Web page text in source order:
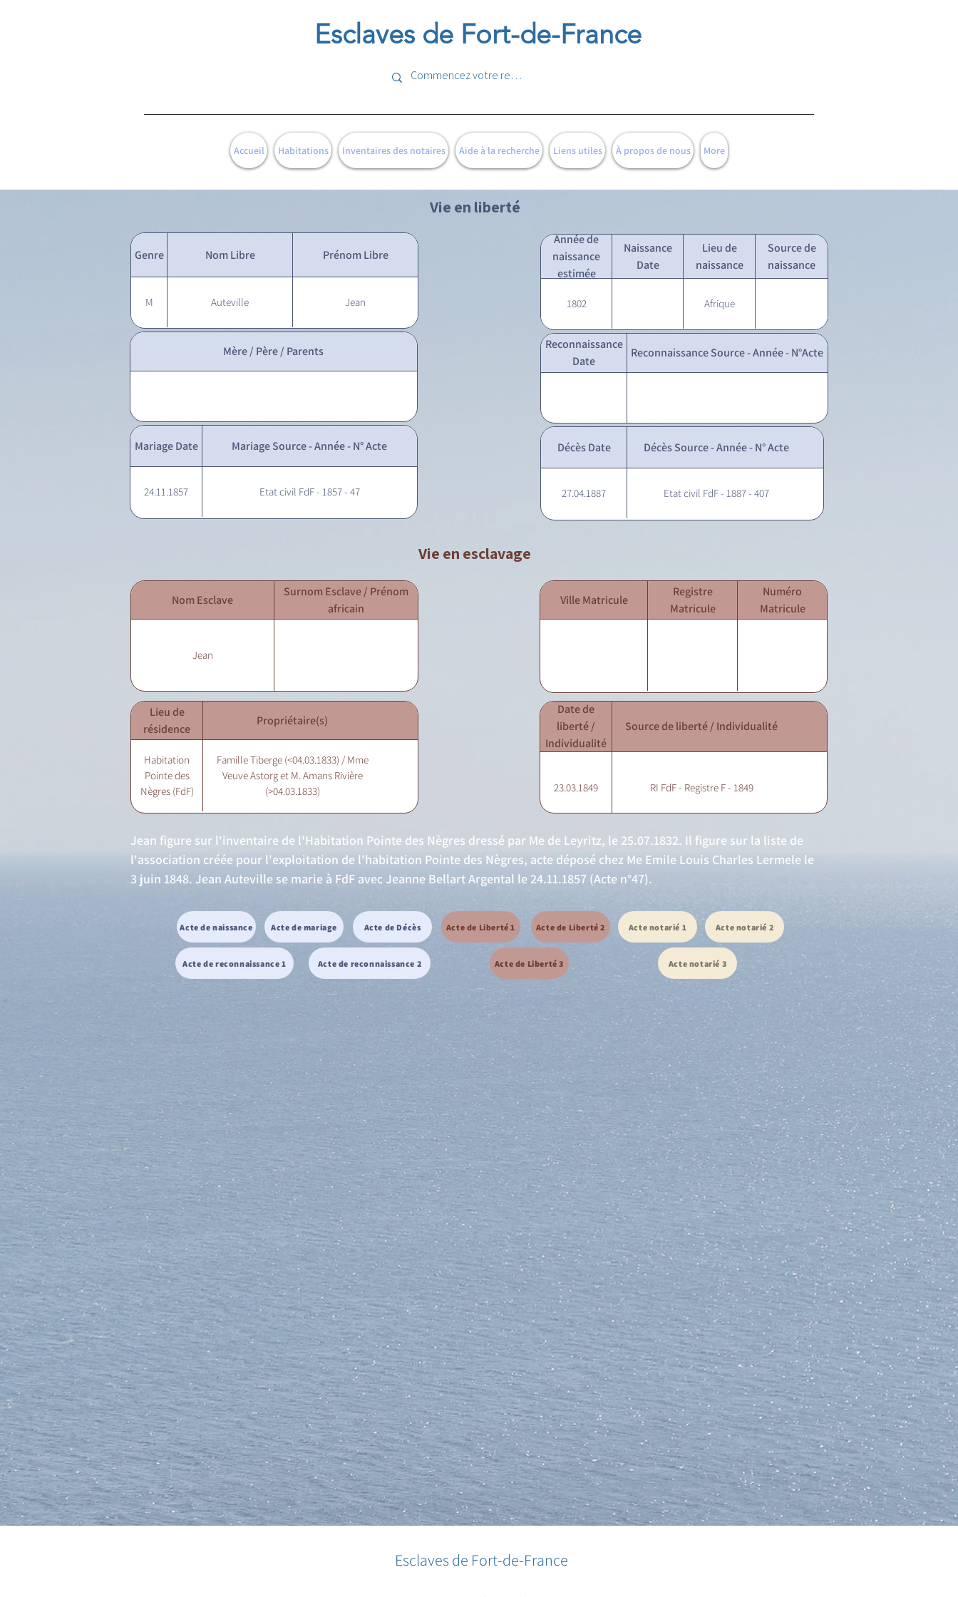
Esclaves de Fort-de-France
Accueil Habitations Inventaires des notaires Aide à la recherche Liens utiles À propos de nous More
Vie en liberté
Genre Nom Libre Prénom Libre
M Auteville Jean
Année de
naissance
estimée
Naissance
Date
Lieu de
naissance
Source de
naissance
1802 Afrique
Mère / Père / Parents
Mariage Date Mariage Source - Année - N° Acte
24.11.1857 Etat civil FdF - 1857 - 47
Reconnaissance
Date
Reconnaissance Source - Année - N°Acte
Décès Date Décès Source - Année - N° Acte
27.04.1887 Etat civil FdF - 1887 - 407
Vie en esclavage
Nom Esclave
Surnom Esclave / Prénom
africain
Jean
Ville Matricule
Registre
Matricule
Numéro
Matricule
Lieu de
résidence
Propriétaire(s)
Habitation
Pointe des
Nègres (FdF)
Famille Tiberge (<04.03.1833) / Mme
Veuve Astorg et M. Amans Rivière
(>04.03.1833)
Date de
liberté /
Individualité
Source de liberté / Individualité
23.03.1849 RI FdF - Registre F - 1849
Jean figure sur l'inventaire de l'Habitation Pointe des Nègres dressé par Me de Leyritz, le 25.07.1832. Il figure sur la liste de
l'association créée pour l'exploitation de l'habitation Pointe des Nègres, acte déposé chez Me Emile Louis Charles Lermele le
3 juin 1848. Jean Auteville se marie à FdF avec Jeanne Bellart Argental le 24.11.1857 (Acte n°47).
Acte de naissance Acte de mariage Acte de Décès
Acte de reconnaissance 1 Acte de reconnaissance 2
Acte de Liberté 1 Acte de Liberté 2
Acte de Liberté 3
Acte notarié 1 Acte notarié 2
Acte notarié 3
Esclaves de Fort-de-France